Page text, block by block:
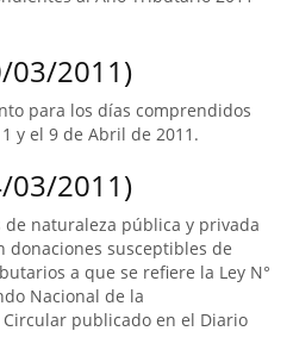
03/2011)
para los días comprendidos
y el 9 de Abril de 2011.
03/2011)
de naturaleza pública y privada
donaciones susceptibles de
a que se refiere la Ley N°
Nacional de la
publicado en el Diario